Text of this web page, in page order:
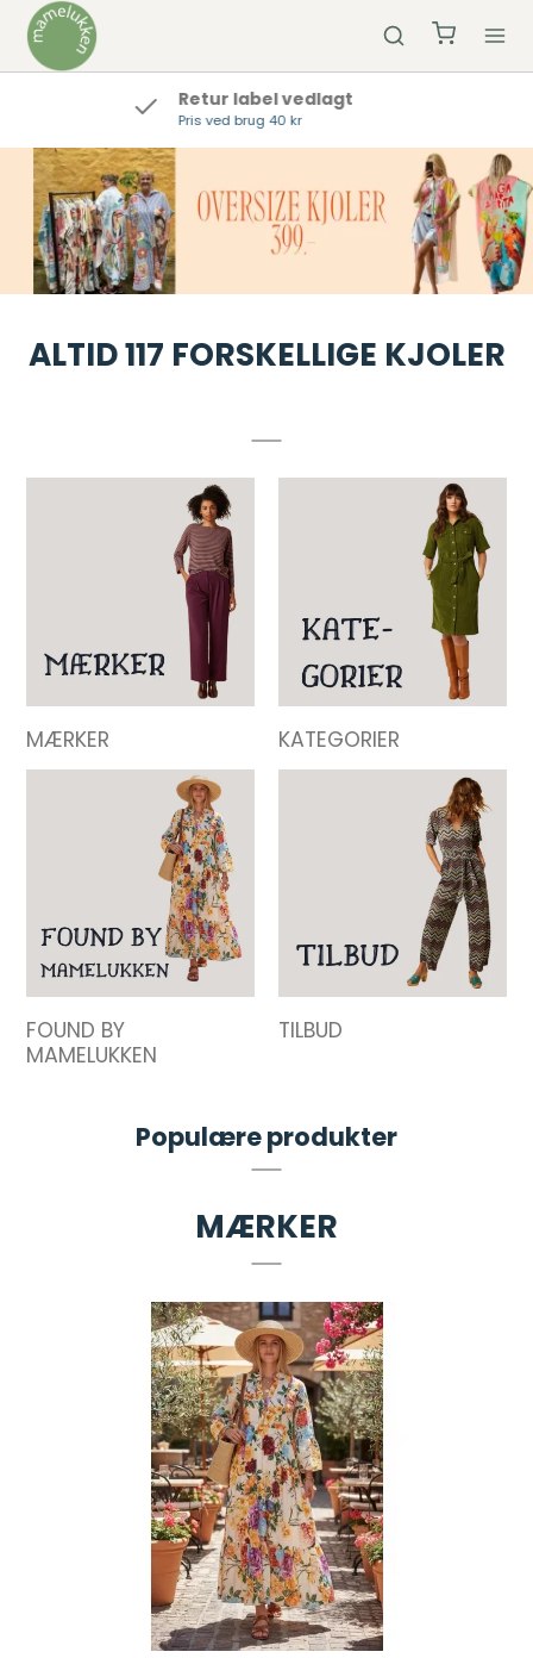
Hurtig Levering
Bestil inden kl 12 og vi sender samme dag
ALTID 117 FORSKELLIGE KJOLER
MÆRKER KATEGORIER
FOUND BY
MAMELUKKEN
TILBUD
Populære produkter
MÆRKER